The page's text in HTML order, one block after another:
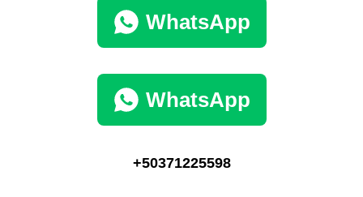
WhatsApp
WhatsApp
+50371225598